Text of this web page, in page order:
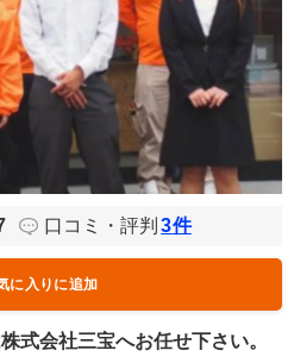
口コミ・評判 3件
に入りに追加
式会社三宝へお任せ下さい。